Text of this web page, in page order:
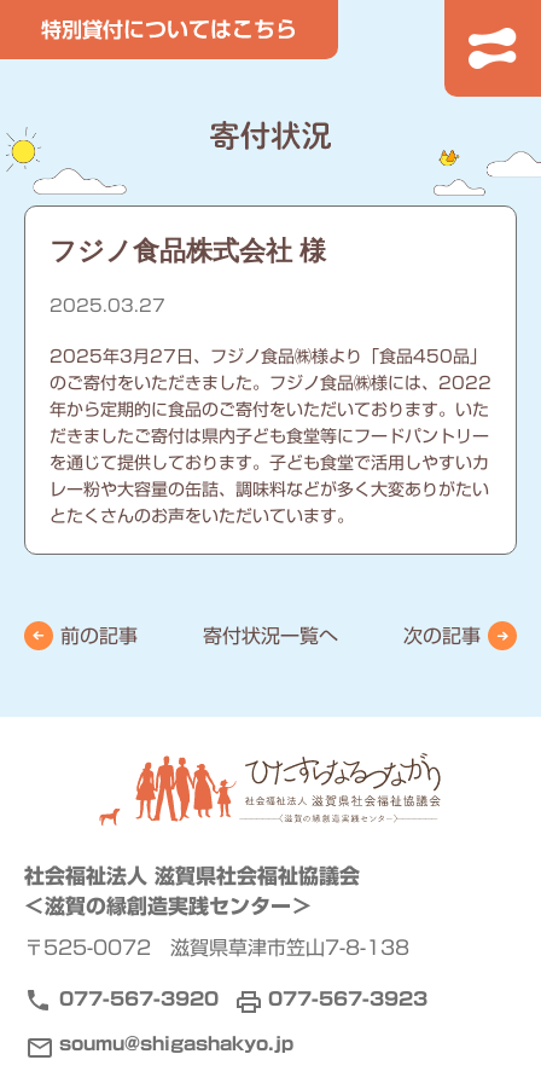
フジノ食品株式会社 様
2025.03.27
2025年3月27日、フジノ食品㈱様より「食品450品」
のご寄付をいただきました。フジノ食品㈱様には、2022
年から定期的に食品のご寄付をいただいております。いた
だきましたご寄付は県内子ども食堂等にフードパントリー
を通じて提供しております。子ども食堂で活用しやすいカ
レー粉や大容量の缶詰、調味料などが多く大変ありがたい
とたくさんのお声をいただいています。
前の記事 寄付状況一覧へ 次の記事
社会福祉法人 滋賀県社会福祉協議会
＜滋賀の縁創造実践センター＞
〒525-0072 滋賀県草津市笠山7-8-138
077-567-3920 077-567-3923
soumu@shigashakyo.jp